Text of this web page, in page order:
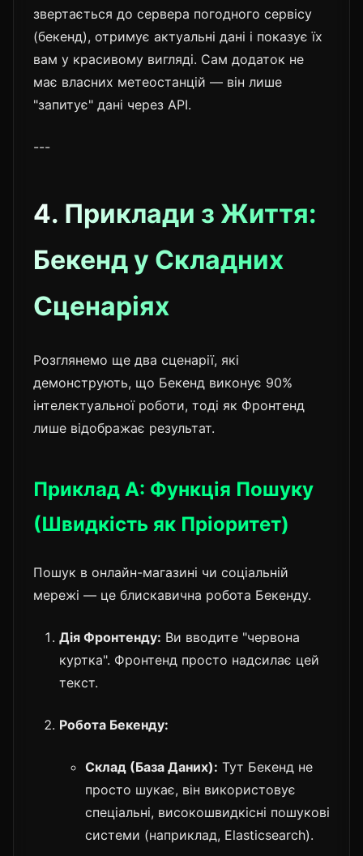
звертається до сервера погодного сервісу
(бекенд), отримує актуальні дані і показує їх
вам у красивому вигляді. Сам додаток не
має власних метеостанцій — він лише
"запитує" дані через API.
---
4. Приклади з Життя:
Бекенд у Складних
Сценаріях
Розглянемо ще два сценарії, які
демонструють, що Бекенд виконує 90%
інтелектуальної роботи, тоді як Фронтенд
лише відображає результат.
Приклад А: Функція Пошуку
(Швидкість як Пріоритет)
Пошук в онлайн-магазині чи соціальній
мережі — це блискавична робота Бекенду.
Дія Фронтенду: Ви вводите "червона
куртка". Фронтенд просто надсилає цей
текст.
Робота Бекенду:
Склад (База Даних): Тут Бекенд не
просто шукає, він використовує
спеціальні, високошвидкісні пошукові
системи (наприклад, Elasticsearch).